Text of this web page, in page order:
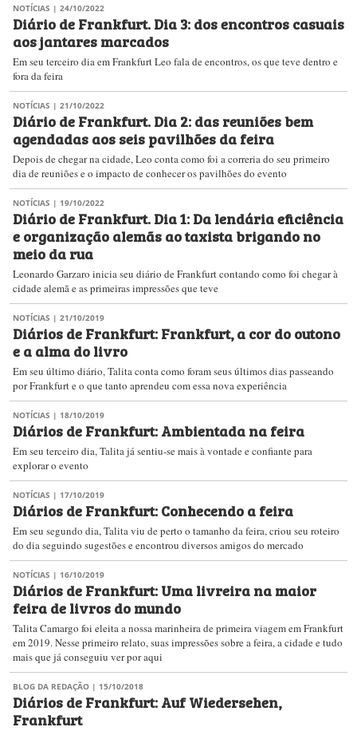
NOTÍCIAS | 24/10/2022
Diário de Frankfurt. Dia 3: dos encontros casuais
aos jantares marcados
Em seu terceiro dia em Frankfurt Leo fala de encontros, os que teve dentro e
fora da feira
NOTÍCIAS | 21/10/2022
Diário de Frankfurt. Dia 2: das reuniões bem
agendadas aos seis pavilhões da feira
Depois de chegar na cidade, Leo conta como foi a correria do seu primeiro
dia de reuniões e o impacto de conhecer os pavilhões do evento
NOTÍCIAS | 19/10/2022
Diário de Frankfurt. Dia 1: Da lendária eficiência
e organização alemãs ao taxista brigando no
meio da rua
Leonardo Garzaro inicia seu diário de Frankfurt contando como foi chegar à
cidade alemã e as primeiras impressões que teve
NOTÍCIAS | 21/10/2019
Diários de Frankfurt: Frankfurt, a cor do outono
e a alma do livro
Em seu último diário, Talita conta como foram seus últimos dias passeando
por Frankfurt e o que tanto aprendeu com essa nova experiência
NOTÍCIAS | 18/10/2019
Diários de Frankfurt: Ambientada na feira
Em seu terceiro dia, Talita já sentiu-se mais à vontade e confiante para
explorar o evento
NOTÍCIAS | 17/10/2019
Diários de Frankfurt: Conhecendo a feira
Em seu segundo dia, Talita viu de perto o tamanho da feira, criou seu roteiro
do dia seguindo sugestões e encontrou diversos amigos do mercado
NOTÍCIAS | 16/10/2019
Diários de Frankfurt: Uma livreira na maior
feira de livros do mundo
Talita Camargo foi eleita a nossa marinheira de primeira viagem em Frankfurt
em 2019. Nesse primeiro relato, suas impressões sobre a feira, a cidade e tudo
mais que já conseguiu ver por aqui
BLOG DA REDAÇÃO | 15/10/2018
Diários de Frankfurt: Auf Wiedersehen,
Frankfurt